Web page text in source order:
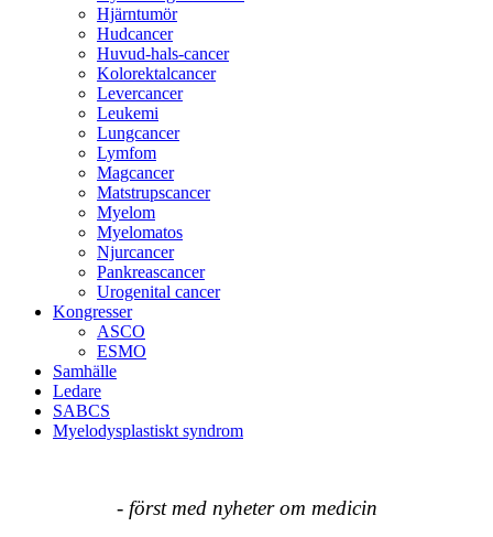
Hjärntumör
Hudcancer
Huvud-hals-cancer
Kolorektalcancer
Levercancer
Leukemi
Lungcancer
Lymfom
Magcancer
Matstrupscancer
Myelom
Myelomatos
Njurcancer
Pankreascancer
Urogenital cancer
Kongresser
ASCO
ESMO
Samhälle
Ledare
SABCS
Myelodysplastiskt syndrom
- först med nyheter om medicin